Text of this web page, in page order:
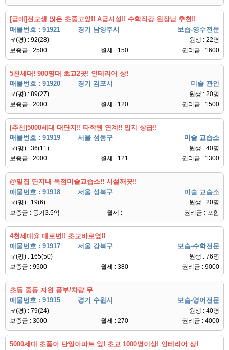
[급매]전교생 많은 초중고앞!! A급시설!! 수학직강 원장님 추천!!
매물번호 : 91921
경기 남양주시 보습-영수전문
㎡(평) : 92(28)
원생 : 22명
보증금 : 2500
월세 : 150 권리금 : 1600
5천세대! 900명대 초교2곳! 인테리어 상!
매물번호 : 91920
경기 김포시 미술 관인
㎡(평) : 89(27)
원생 : 20명
보증금 : 2000
월세 : 120 권리금 : 1500
[추천]5000세대 대단지!! 타학원 연계!! 입지 상급!!
매물번호 : 91919
서울 성동구 미술 교습소
㎡(평) : 36(11)
원생 : 40명
보증금 : 2000
월세 : 121 권리금 : 1300
@밀집 단지내 독점미술교습소!! 시설깨끗!!
매물번호 : 91918
서울 성북구 미술 교습소
㎡(평) : 19(6)
원생 : 20명
보증금 : 등기3.5억
월세 : 권리금 : 포함
4천세대@ 대로변!! 초교바로옆!!
매물번호 : 91917
서울 강북구 보습-수학전문
㎡(평) : 165(50)
원생 : 76명
보증금 : 9500
월세 : 380 권리금 : 9000
초등 중등 자원 풍부/차량 무
매물번호 : 91915
경기 수원시 보습-영어전문
㎡(평) : 79(24)
원생 : 40명
보증금 : 3000
월세 : 270 권리금 : 4000
5000세대 초품아 단일아파트 앞! 초교 1000명이상! 인테리어 상!